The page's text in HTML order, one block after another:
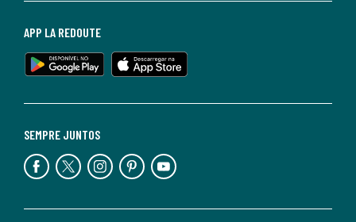
SEMPRE JUNTOS
APP LA REDOUTE